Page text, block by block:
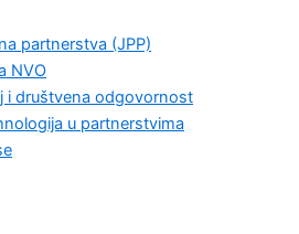
partnerstva (JPP)
NVO
i društvena odgovornost
u partnerstvima